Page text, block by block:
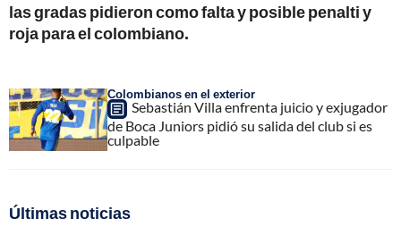
las gradas pidieron como falta y posible penalti y
roja para el colombiano.
Colombianos en el exterior
Sebastián Villa enfrenta juicio y exjugador
de Boca Juniors pidió su salida del club si es
culpable
Últimas noticias